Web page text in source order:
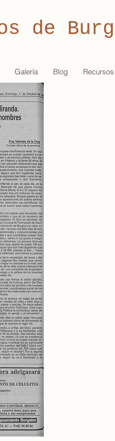
de
Galería Blog Recursos